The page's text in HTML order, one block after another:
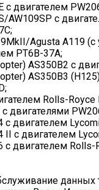
c двигателем
AW109SP c
Agusta A119 (с
PT6B-37A;
AS350B2 с
AS350B3
Rolls-Royce
двигателями
двигателем
c двигателем
двигателем Rolls-